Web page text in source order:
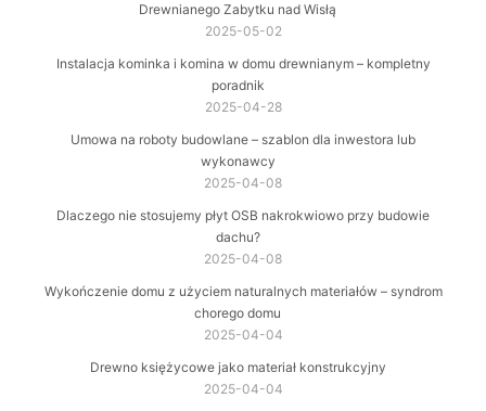
Drewnianego Zabytku nad Wisłą
2025-05-02
Instalacja kominka i komina w domu drewnianym – kompletny
poradnik
2025-04-28
Umowa na roboty budowlane – szablon dla inwestora lub
wykonawcy
2025-04-08
Dlaczego nie stosujemy płyt OSB nakrokwiowo przy budowie
dachu?
2025-04-08
Wykończenie domu z użyciem naturalnych materiałów – syndrom
chorego domu
2025-04-04
Drewno księżycowe jako materiał konstrukcyjny
2025-04-04